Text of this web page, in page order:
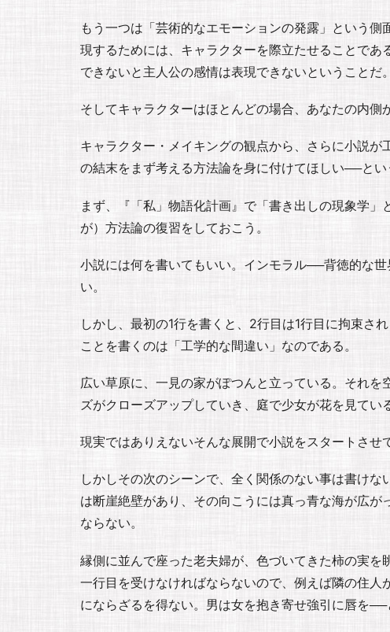
もう一つは「芸術的なエモーションの発露」という
現するためには、キャラクターを際立たせることで
できないと主人公の感情は表現できないということだ。
そしてキャラクターはほとんどの場合、あなたの内側
キャラクター・メイキングの観点から、さらに小説
の結末をまず考える方法論を身に付けてほしい──とい
まず、『「私」物語化計画』で「書き出しの現象学
が）方法論の復習をしておこう。
小説には何を書いてもいい。インモラル──背徳的な
い。
しかし、最初の1行を書くと、2行目は1行目に拘束さ
ことを書くのは「工学的な間違い」なのである。
広い草原に、一見の家がぽつんと立っている。それ
ズがクローズアップしていき、庭で少女が花を見てい
現実ではありえないそんな展開で小説をスタートさせ
しかしその次のシーンで、全く関係のない事は書け
は断崖絶壁があり、その向こうには真っ青な海が広
ならない。
縁側に並んで座った老夫婦が、色づいてきた柿の実
一行目を受けなければならないので、例えば隣の住
にならざるを得ない。男は女を抱き寄せ強引に唇を──